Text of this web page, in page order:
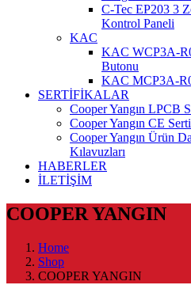
C-Tec EP203 3
Kontrol Paneli
KAC
KAC WCP3A-
Butonu
KAC MCP3A-
SERTİFİKALAR
Cooper Yangın LPCB
Cooper Yangın CE
Cooper Yangın Ürün
Kılavuzları
HABERLER
İLETİŞİM
COOPER YANGIN
Home
Shop
COOPER YANGIN